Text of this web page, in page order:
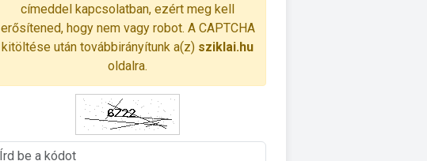
címeddel kapcsolatban, ezért meg kell
erősítened, hogy nem vagy robot. A CAPTCHA
kitöltése után továbbirányítunk a(z) sziklai.hu
oldalra.